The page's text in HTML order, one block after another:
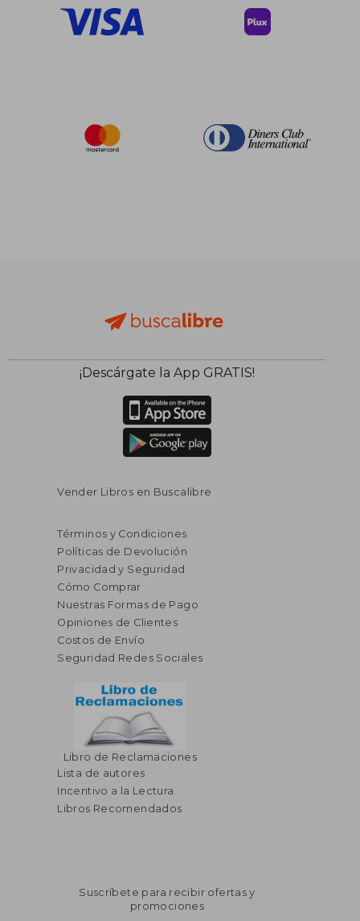
¡Descárgate la App GRATIS!
Vender Libros en Buscalibre
Términos y Condiciones
Políticas de Devolución
Privacidad y Seguridad
Cómo Comprar
Nuestras Formas de Pago
Opiniones de Clientes
Costos de Envío
Seguridad Redes Sociales
Libro de Reclamaciones
Lista de autores
Incentivo a la Lectura
Libros Recomendados
Suscríbete para recibir ofertas y
promociones